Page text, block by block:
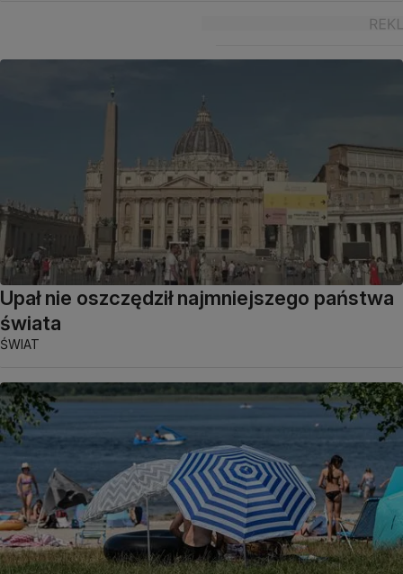
Upał nie oszczędził najmniejszego państwa
świata
ŚWIAT